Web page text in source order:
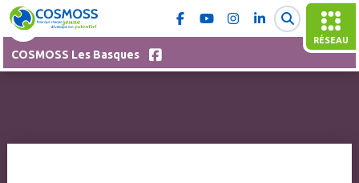
RÉSEAU
COSMOSS Les Basques